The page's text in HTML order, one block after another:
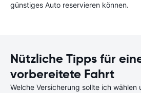
günstiges Auto reservieren können.
Nützliche Tipps für
vorbereitete Fahrt
Welche Versicherung sollte ich